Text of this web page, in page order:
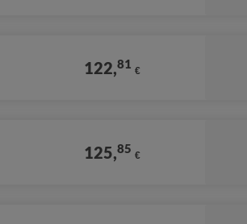
122,81 €
125,85 €